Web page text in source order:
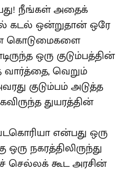
நீங்கள் அதைக்
ஒன்றுதான் ஒரே
கொடுமைகளை
ஒரு குடும்பத்தின்
வெறும்
குடும்பம் அடுத்த
துயரத்தின்
என்பது ஒரு
நகரத்திலிருந்து
செல்லக் கூட அரசின்